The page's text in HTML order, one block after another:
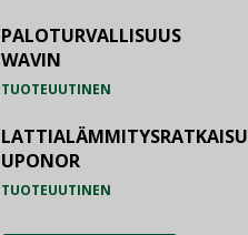
PALOTURVALLISUUS
WAVIN
TUOTEUUTINEN
LATTIALÄMMITYSRATKAISU
UPONOR
TUOTEUUTINEN